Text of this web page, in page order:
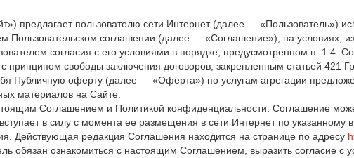
предлагает пользователю сети Интернет (далее — «Пользователь»)
Пользовательском соглашении (далее — «Соглашение»), на условиях,
согласия с его условиями в порядке, предусмотренном п. 1.4.
принципом свободы заключения договоров, закрепленным статьей 421
Публичную оферту (далее — «Оферта») по услугам агрегации
материалов на Сайте.
Соглашением и Политикой конфиденциальности. Соглашение
в силу с момента ее размещения в сети Интернет по указанному
Действующая редакция Соглашения находится на странице по адресу
обязан ознакомиться с настоящим Соглашением, выразить согласие